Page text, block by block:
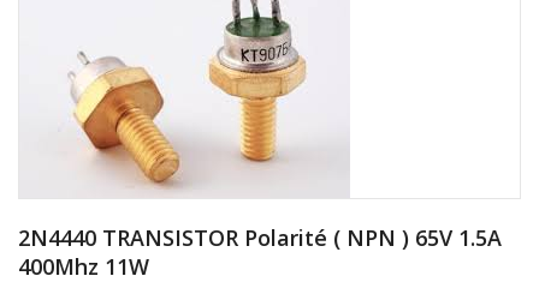
2N4440 TRANSISTOR Polarité ( NPN ) 65V 1.5A
400Mhz 11W